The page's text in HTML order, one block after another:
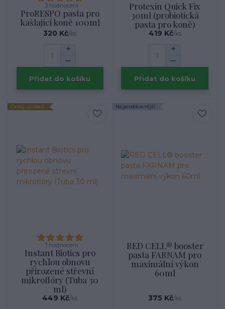
3 hodnocení
ProRESPO pasta pro
kašlající koně 100ml
320 Kč/ks
Přidat do košíku
Protexin Quick Fix
30ml (probiotická
pasta pro koně)
419 Kč/ks
Přidat do košíku
Český výrobek
1 hodnocení
Instant Biotics pro
rychlou obnovu
přirozené střevní
mikroflóry (Tuba 30
ml)
449 Kč/ks
Nejprodávanější
RED CELL® booster
pasta FARNAM pro
maximální výkon
60ml
375 Kč/ks